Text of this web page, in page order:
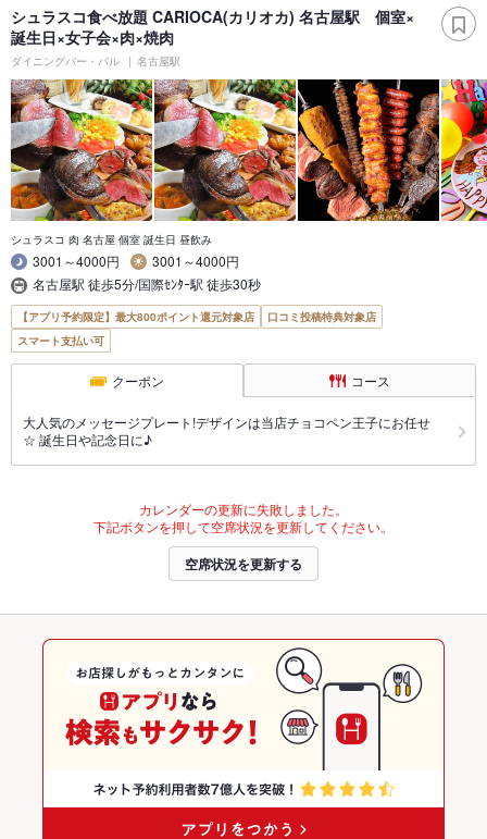
シュラスコ食べ放題 CARIOCA(カリオカ) 名古屋駅 個室×
誕生日×女子会×肉×焼肉
ダイニングバー・バル 名古屋駅
シュラスコ 肉 名古屋 個室 誕生日 昼飲み
3001～4000円
3001～4000円
名古屋駅 徒歩5分/国際ｾﾝﾀｰ駅 徒歩30秒
【アプリ予約限定】最大800ポイント還元対象店
口コミ投稿特典対象店
スマート支払い可
クーポン コース
大人気のメッセージプレート!デザインは当店チョコペン王子にお任せ
☆ 誕生日や記念日に♪
カレンダーの更新に失敗しました。
下記ボタンを押して空席状況を更新してください。
空席状況を更新する